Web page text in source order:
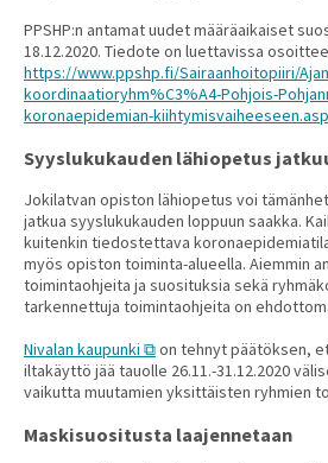
PPSHP:n antamat uudet määräaikaiset
18.12.2020. Tiedote on luettavissa
https://www.ppshp.fi/Sairaanhoitopiiri/
koordinaatioryhm%C3%A4-Pohjois-
koronaepidemian-
Syyslukukauden lähiopetus
Jokilatvan opiston lähiopetus voi
jatkua syyslukukauden loppuun saakka.
kuitenkin tiedostettava
myös opiston toiminta-alueella. Aiemmin
toimintaohjeita ja suosituksia sekä
tarkennettuja toimintaohjeita on
Nivalan kaupunki
on tehnyt päätöksen,
iltakäyttö jää tauolle 26.11.-31.12.2020
vaikutta muutamien yksittäisten ryhmien
Maskisuositusta laajennetaan